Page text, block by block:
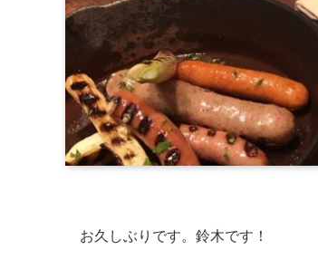
お久しぶりです。鈴木です！